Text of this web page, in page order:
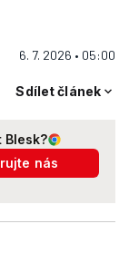
6. 7. 2026 • 05:00
Sdílet článek
Blesk?
nás